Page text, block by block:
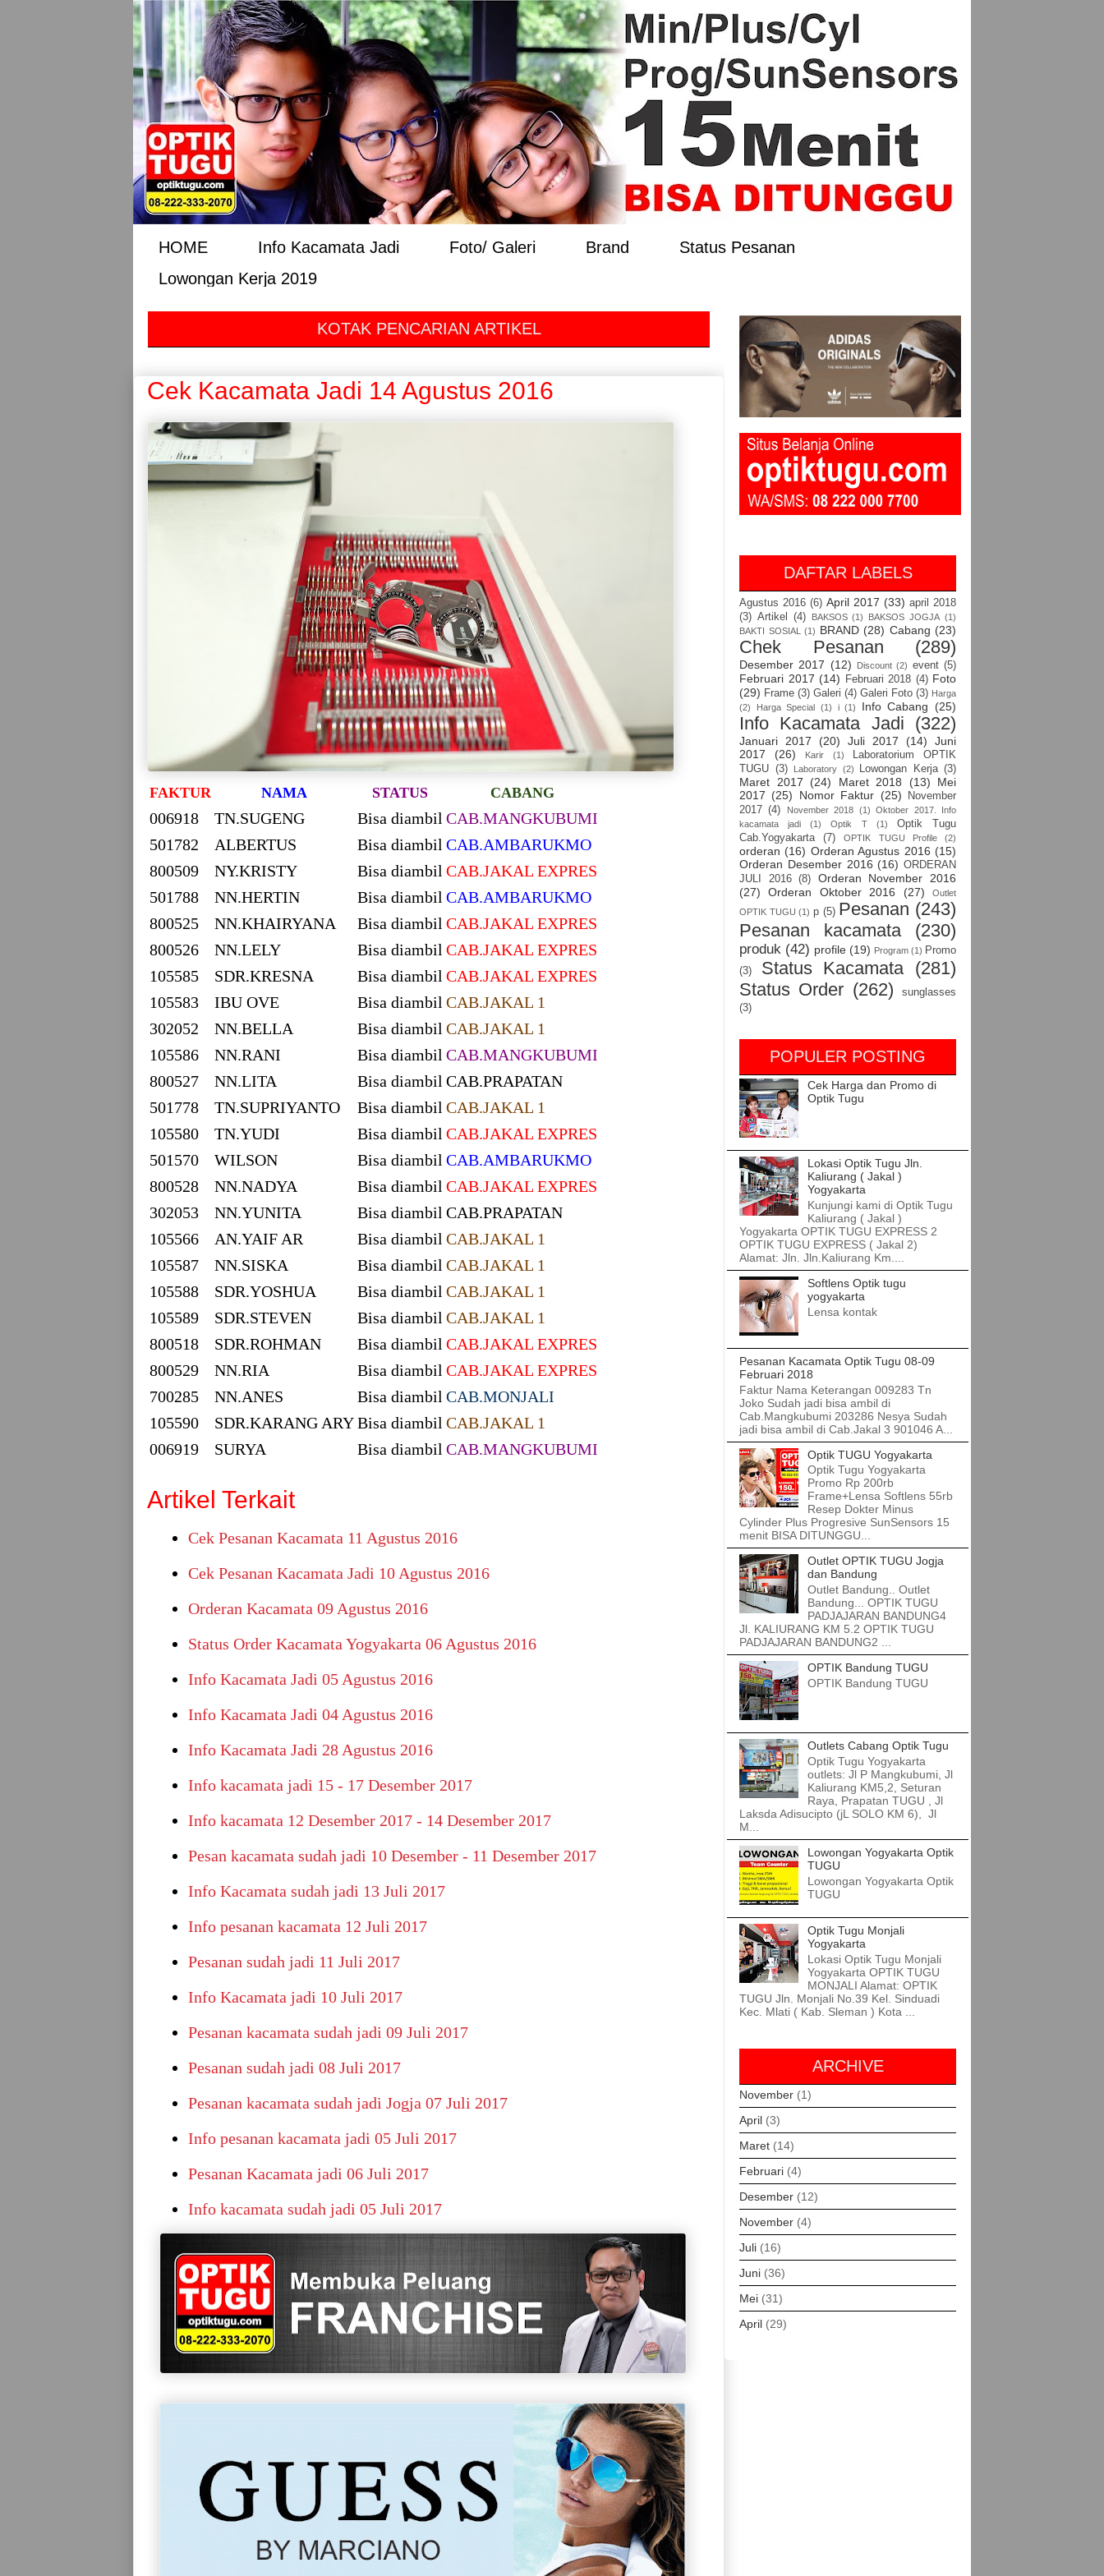
HOME Info Kacamata Jadi Foto/ Galeri Brand
Status Pesanan
Lowongan Kerja 2019
KOTAK PENCARIAN ARTIKEL
Cek Kacamata Jadi 14 Agustus 2016
FAKTUR NAMA STATUS CABANG
006918 TN.SUGENG Bisa diambil CAB.MANGKUBUMI
501782
ALBERTUS Bisa diambil CAB.AMBARUKMO
800509
NY.KRISTY Bisa diambil CAB.JAKAL EXPRES
501788
NN.HERTIN Bisa diambil CAB.AMBARUKMO
800525
NN.KHAIRYANA Bisa diambil CAB.JAKAL EXPRES
800526
NN.LELY Bisa diambil CAB.JAKAL EXPRES
105585
SDR.KRESNA Bisa diambil CAB.JAKAL EXPRES
105583
IBU OVE Bisa diambil CAB.JAKAL 1
302052
NN.BELLA Bisa diambil CAB.JAKAL 1
105586
NN.RANI Bisa diambil CAB.MANGKUBUMI
800527
NN.LITA Bisa diambil CAB.PRAPATAN
501778
TN.SUPRIYANTO Bisa diambil CAB.JAKAL 1
105580
TN.YUDI Bisa diambil CAB.JAKAL EXPRES
501570
WILSON Bisa diambil CAB.AMBARUKMO
800528
NN.NADYA Bisa diambil CAB.JAKAL EXPRES
302053
NN.YUNITA Bisa diambil CAB.PRAPATAN
105566
AN.YAIF AR Bisa diambil CAB.JAKAL 1
105587
NN.SISKA Bisa diambil CAB.JAKAL 1
105588
SDR.YOSHUA Bisa diambil CAB.JAKAL 1
105589
SDR.STEVEN Bisa diambil CAB.JAKAL 1
800518
SDR.ROHMAN Bisa diambil CAB.JAKAL EXPRES
800529
NN.RIA Bisa diambil CAB.JAKAL EXPRES
700285
NN.ANES Bisa diambil CAB.MONJALI
105590
SDR.KARANG ARYBisa diambil CAB.JAKAL 1
006919
SURYA Bisa diambil CAB.MANGKUBUMI
Artikel Terkait
Cek Pesanan Kacamata 11 Agustus 2016
Cek Pesanan Kacamata Jadi 10 Agustus 2016
Orderan Kacamata 09 Agustus 2016
Status Order Kacamata Yogyakarta 06 Agustus 2016
Info Kacamata Jadi 05 Agustus 2016
Info Kacamata Jadi 04 Agustus 2016
Info Kacamata Jadi 28 Agustus 2016
Info kacamata jadi 15 - 17 Desember 2017
Info kacamata 12 Desember 2017 - 14 Desember 2017
Pesan kacamata sudah jadi 10 Desember - 11 Desember 2017
Info Kacamata sudah jadi 13 Juli 2017
Info pesanan kacamata 12 Juli 2017
Pesanan sudah jadi 11 Juli 2017
Info Kacamata jadi 10 Juli 2017
Pesanan kacamata sudah jadi 09 Juli 2017
Pesanan sudah jadi 08 Juli 2017
Pesanan kacamata sudah jadi Jogja 07 Juli 2017
Info pesanan kacamata jadi 05 Juli 2017
Pesanan Kacamata jadi 06 Juli 2017
Info kacamata sudah jadi 05 Juli 2017
DAFTAR LABELS
Agustus 2016 (6) April 2017 (33) april 2018
(3) Artikel (4) BAKSOS (1) BAKSOS JOGJA (1)
BAKTI SOSIAL
(1) BRAND (28) Cabang (23)
Chek Pesanan (289)
Desember 2017 (12) Discount (2) event (5)
Februari 2017 (14) Februari 2018 (4) Foto
(29) Frame (3) Galeri (4) Galeri Foto (3) Harga
(2)
Harga Special (1) i (1) Info Cabang (25)
Info Kacamata Jadi (322)
Januari 2017 (20) Juli 2017 (14)
Juni
2017
(26) Karir (1)
Laboratorium OPTIK
TUGU (3) Laboratory (2) Lowongan Kerja (3)
Maret 2017 (24) Maret 2018 (13)
Mei
2017 (25) Nomor Faktur (25)
November
2017 (4) November 2018 (1) Oktober 2017. Info
kacamata jadi
(1) Optik T (1)
Optik Tugu
Cab.Yogyakarta
(7) OPTIK TUGU Profile (2)
orderan (16) Orderan Agustus 2016 (15)
Orderan Desember 2016 (16) ORDERAN
JULI 2016
(8)
Orderan November 2016
(27)
Orderan Oktober 2016 (27)
Outlet
OPTIK TUGU (1) p (5) Pesanan (243)
Pesanan kacamata
(230)
produk (42) profile (19) Program (1) Promo
(3)
Status Kacamata (281)
Status Order (262)
sunglasses
(3)
POPULER POSTING
Cek Harga dan Promo di
Optik Tugu
Lokasi Optik Tugu Jln.
Kaliurang ( Jakal )
Yogyakarta
Kunjungi kami di Optik Tugu
Kaliurang ( Jakal )
Yogyakarta OPTIK TUGU EXPRESS 2
OPTIK TUGU EXPRESS ( Jakal 2)
Alamat: Jln. Jln.Kaliurang Km....
Softlens Optik tugu
yogyakarta
Lensa kontak
Pesanan Kacamata Optik Tugu 08-09
Februari 2018
Faktur Nama Keterangan 009283 Tn
Joko Sudah jadi bisa ambil di
Cab.Mangkubumi 203286 Nesya Sudah
jadi bisa ambil di Cab.Jakal 3 901046 A...
Optik TUGU Yogyakarta
Optik Tugu Yogyakarta
Promo Rp 200rb
Frame+Lensa Softlens 55rb
Resep Dokter Minus
Cylinder Plus Progresive SunSensors 15
menit BISA DITUNGGU...
Outlet OPTIK TUGU Jogja
dan Bandung
Outlet Bandung.. Outlet
Bandung... OPTIK TUGU
PADJAJARAN BANDUNG4
Jl. KALIURANG KM 5.2 OPTIK TUGU
PADJAJARAN BANDUNG2 ...
OPTIK Bandung TUGU
OPTIK Bandung TUGU
Outlets Cabang Optik Tugu
Optik Tugu Yogyakarta
outlets: Jl P Mangkubumi, Jl
Kaliurang KM5,2, Seturan
Raya, Prapatan TUGU , Jl
Laksda Adisucipto (jL SOLO KM 6), Jl
M...
Lowongan Yogyakarta Optik
TUGU
Lowongan Yogyakarta Optik
TUGU
Optik Tugu Monjali
Yogyakarta
Lokasi Optik Tugu Monjali
Yogyakarta OPTIK TUGU
MONJALI Alamat: OPTIK
TUGU Jln. Monjali No.39 Kel. Sinduadi
Kec. Mlati ( Kab. Sleman ) Kota ...
ARCHIVE
November (1)
April (3)
Maret (14)
Februari (4)
Desember (12)
November (4)
Juli (16)
Juni (36)
Mei (31)
April (29)